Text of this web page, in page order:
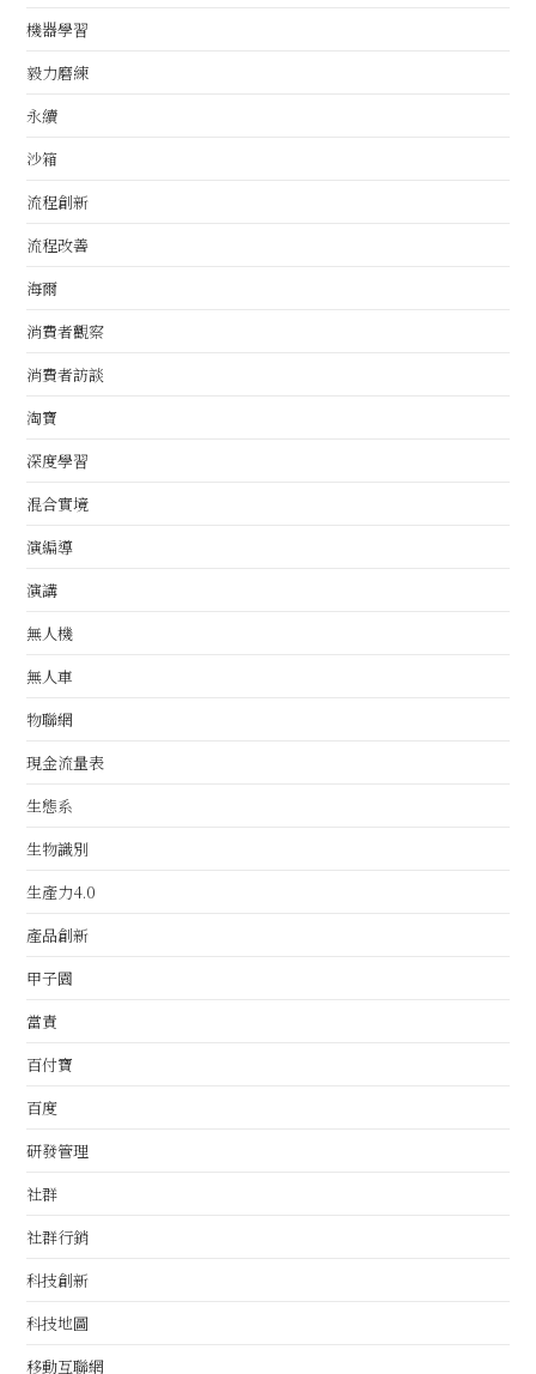
機器學習
毅力磨練
永續
沙箱
流程創新
流程改善
海爾
消費者觀察
消費者訪談
淘寶
深度學習
混合實境
演編導
演講
無人機
無人車
物聯網
現金流量表
生態系
生物識別
生產力4.0
產品創新
甲子園
當責
百付寶
百度
研發管理
社群
社群行銷
科技創新
科技地圖
移動互聯網